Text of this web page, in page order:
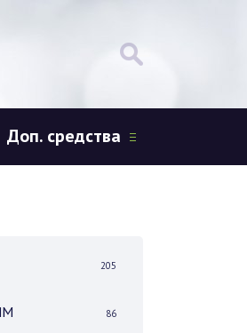
Доп. средства
205
86